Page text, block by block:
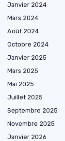
Janvier 2024
Mars 2024
Août 2024
Octobre 2024
Janvier 2025
Mars 2025
Mai 2025
Juillet 2025
Septembre 2025
Novembre 2025
Janvier 2026